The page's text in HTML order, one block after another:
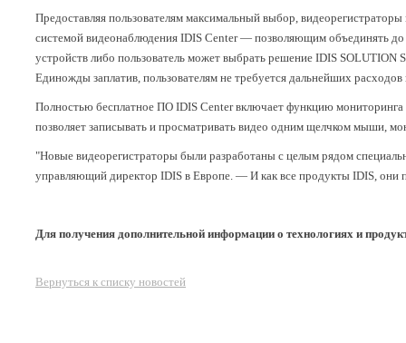
Предоставляя пользователям максимальный выбор,
системой видеонаблюдения IDIS Center — позволяющим объединять
устройств либо пользователь может выбрать решение IDIS
Единожды заплатив, пользователям не требуется дальнейших
Полностью бесплатное ПО IDIS Center включает функцию мониторинга
позволяет записывать и просматривать видео одним щелчком мыши,
"Новые видеорегистраторы были разработаны с целым рядом
управляющий директор IDIS в Европе. — И как все продукты IDIS, они
Для получения дополнительной информации о технологиях и
Вернуться к списку новостей